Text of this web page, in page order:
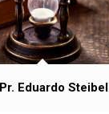
Eduardo Steibel